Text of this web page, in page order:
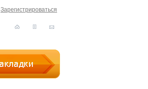
Зарегистрироваться